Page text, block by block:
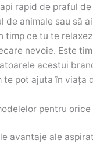
rapid de praful de
de animale sau să
timp ce tu te
nevoie. Este
acestui
te pot ajuta în viața
pentru
avantaje ale